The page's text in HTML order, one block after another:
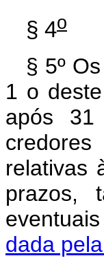
§ 4o
§ 5º
1 o
após 31
relativas
prazos,
dada